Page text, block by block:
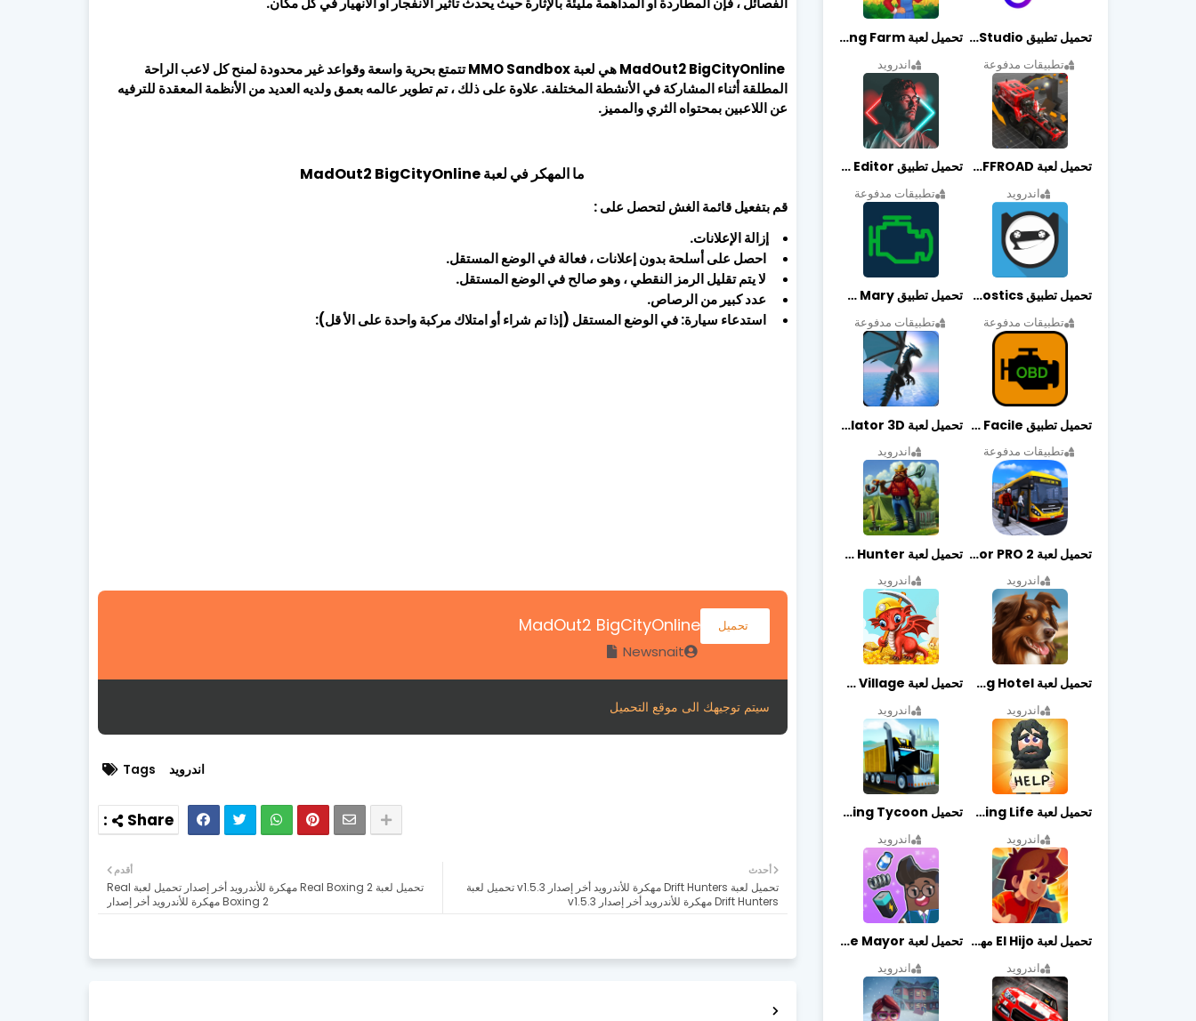
MadOut2 BigCityOnline هي لعبة MMO Sandbox تتمتع بحرية واسعة وقواعد غير محدودة لمنح كل لاعب الراحة
المطلقة أثناء المشاركة في الأنشطة المختلفة. علاوة على ذلك ، تم تطوير عالمه بعمق ولديه العديد من الأنظمة المعقدة للترفيه
عن اللاعبين بمحتواه الثري والمميز.
ما المهكر في لعبة MadOut2 BigCityOnline
قم بتفعيل قائمة الغش لتحصل على :
إزالة الإعلانات.
احصل على أسلحة بدون إعلانات ، فعالة في الوضع المستقل.
لا يتم تقليل الرمز النقطي ، وهو صالح في الوضع المستقل.
عدد كبير من الرصاص.
استدعاء سيارة: في الوضع المستقل (إذا تم شراء أو امتلاك مركبة واحدة على الأ قل):
MadOut2 BigCityOnline تحميل
Newsnait
سيتم توجيهك الى موقع التحميل
Tags اندرويد
أحدث
تحميل لعبة Drift Hunters مهكرة للأندرويد أخر إصدار v1.5.3 تحميل لعبة
Drift Hunters مهكرة للأندرويد أخر إصدار v1.5.3
أقدم
تحميل لعبة Real Boxing 2 مهكرة للأندرويد أخر إصدار تحميل لعبة Real
Boxing 2 مهكرة للأندرويد أخر إصدار
تحميل تطبيق Graphic Studio مهكر أخر إصدار
تطبيقات مدفوعة
تحميل لعبة Cooking Farm مهكرة أخر إصدار
اندرويد
تحميل لعبة PROJECT:OFFROAD مهكرة أخر إصدار
اندرويد
تحميل تطبيق NeonArt Photo Editor مهكر أخر إصدار
تطبيقات مدفوعة
تحميل تطبيق OBDeleven Car Diagnostics مهكر أخر إصدار
تطبيقات مدفوعة
تحميل تطبيق Obd Mary مهكر أخر إصدار
تطبيقات مدفوعة
تحميل تطبيق EOBD Facile مهكر أخر إصدار
تطبيقات مدفوعة
تحميل لعبة Dragon Simulator 3D مهكرة أخر إصدار
اندرويد
تحميل لعبة Bus Simulator PRO 2 مهكرة أخر إصدار
اندرويد
تحميل لعبة Treasure Hunter مهكرة أخر إصدار
اندرويد
تحميل لعبة Dog Hotel مهكرة أخر إصدار
اندرويد
تحميل لعبة Dragon Village مهكرة أخر إصدار
اندرويد
تحميل لعبة Begging Life مهكرة أخر إصدار
اندرويد
تحميل Transit King Tycoon مهكرة أخر إصدار
اندرويد
تحميل لعبة El Hijo مهكرة أخر إصدار
اندرويد
تحميل لعبة Merge Mayor مهكرة أخر إصدار
اندرويد